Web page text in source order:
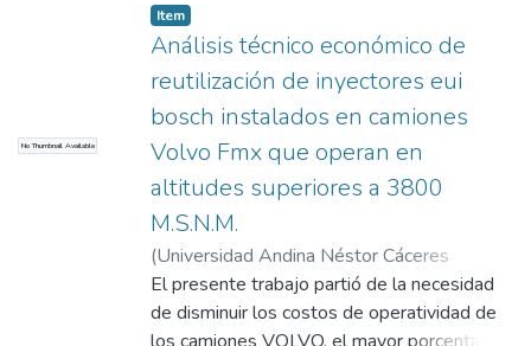
No Thumbnail Available
Item
Análisis técnico económico de
reutilización de inyectores eui
bosch instalados en camiones
Volvo Fmx que operan en
altitudes superiores a 3800
M.S.N.M.
(Universidad Andina Néstor Cáceres
Velásquez,2021)Trujillo Llungo, David
Alex;Chuquimamani Quinto, Benjamin;
El presente trabajo partió de la necesidad
de disminuir los costos de operatividad de